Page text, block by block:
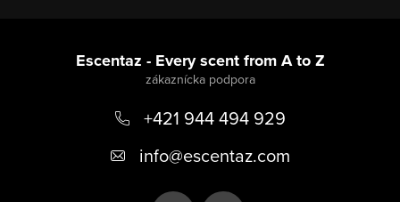
Escentaz - Every scent from A to Z
+421 944 494 929
info@escentaz.com